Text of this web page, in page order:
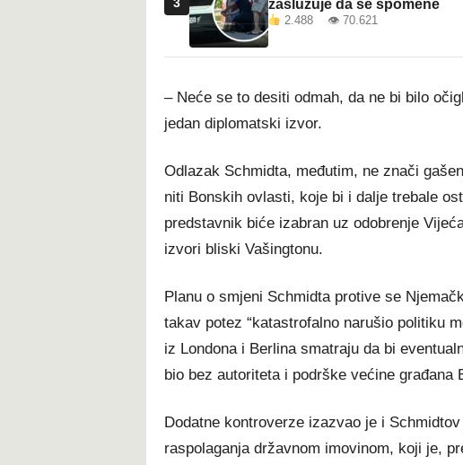
zaslužuje da se spomene
2.488 👁 70.621
– Neće se to desiti odmah, da ne bi bilo
jedan diplomatski izvor.
Odlazak Schmidta, međutim, ne znači
niti Bonskih ovlasti, koje bi i dalje trebale
predstavnik biće izabran uz odobrenje
izvori bliski Vašingtonu.
Planu o smjeni Schmidta protive se
takav potez “katastrofalno narušio politiku
iz Londona i Berlina smatraju da bi
bio bez autoriteta i podrške većine građana
Dodatne kontroverze izazvao je i
raspolaganja državnom imovinom, koji je,